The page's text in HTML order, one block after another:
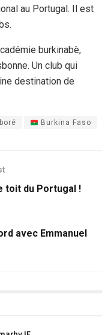
au Portugal. Il est
burkinabè,
Un club qui
destination de
Burkina Faso
toit du Portugal !
avec Emmanuel